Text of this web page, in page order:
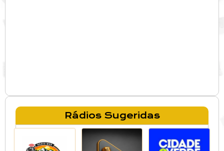
Rádios Sugeridas